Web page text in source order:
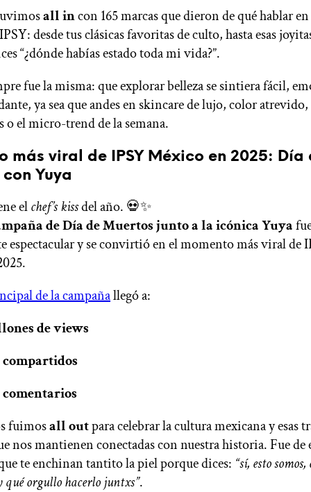
all incon 165 marcas que dieron de qué hablar
desde tus clásicas favoritas de culto, hasta esas
“¿dónde habías estado toda mi vida?”.
fue la misma: que explorar belleza se sintiera fácil,
ya sea que andes en skincare de lujo, color
o el micro-trend de la semana.
más viral de IPSY México en 2025: Día
Yuya
elchef’s kissdel año. 💀✨
de Día de Muertos junto a la icónica Yuya
espectacular y se convirtió en el momento más viral de
de la campañallegó a:
de views
compartidos
comentarios
fuimosall outpara celebrar la cultura mexicana y esas
nos mantienen conectadas con nuestra historia. Fue de
te enchinan tantito la piel porque dices: “sí, esto somos,
qué orgullo hacerlo juntxs”.